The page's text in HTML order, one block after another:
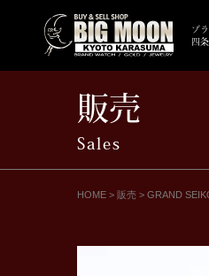
ブ
四
販売
Sales
HOME > 販売 >GRAND